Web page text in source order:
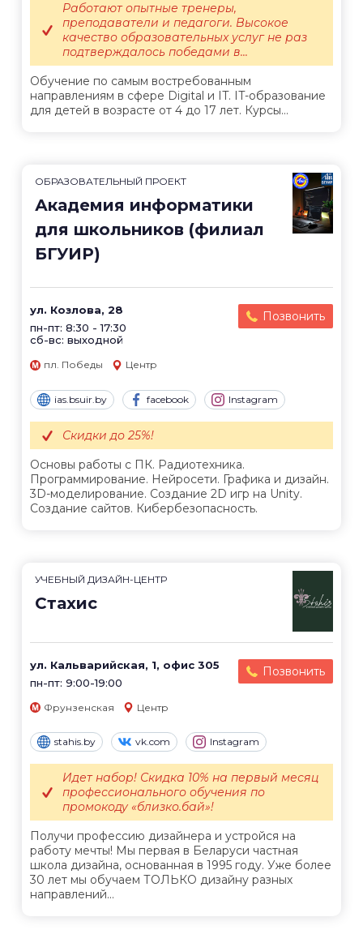
Обучение по самым востребованным
направлениям в сфере Digital и IT. IT-образование
для детей в возрасте от 4 до 17 лет. Курсы...
Работают опытные тренеры,
преподаватели и педагоги. Высокое
качество образовательных услуг не раз
подтверждалось победами в...
ОБРАЗОВАТЕЛЬНЫЙ ПРОЕКТ
Академия информатики
для школьников (филиал
БГУИР)
ул. Козлова, 28
пн-пт: 8:30 - 17:30
сб-вс: выходной
Позвонить
пл. Победы Центр
ias.bsuir.by facebook Instagram
Основы работы с ПК. Радиотехника.
Программирование. Нейросети. Графика и дизайн.
3D-моделирование. Создание 2D игр на Unity.
Создание сайтов. Кибербезопасность.
Скидки до 25%!
УЧЕБНЫЙ ДИЗАЙН-ЦЕНТР
Стахис
ул. Кальварийская, 1, офис 305
пн-пт: 9:00-19:00
Позвонить
Фрунзенская Центр
stahis.by vk.com Instagram
Получи профессию дизайнера и устройся на
работу мечты! Мы первая в Беларуси частная
школа дизайна, основанная в 1995 году. Уже более
30 лет мы обучаем ТОЛЬКО дизайну разных
направлений...
Идет набор! Скидка 10% на первый месяц
профессионального обучения по
промокоду «близко.бай»!